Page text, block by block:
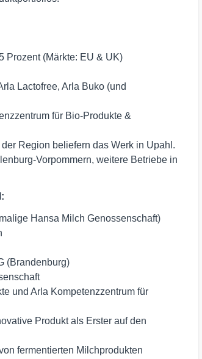
Prozent (Märkte: EU & UK)
Lactofree, Arla Buko (und
für Bio-Produkte &
Region beliefern das Werk in Upahl.
Vorpommern, weitere Betriebe in
Hansa Milch Genossenschaft)
(Brandenburg)
und Arla Kompetenzzentrum für
Produkt als Erster auf den
fermentierten Milchprodukten